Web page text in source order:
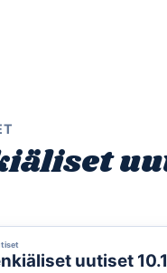
uutiset